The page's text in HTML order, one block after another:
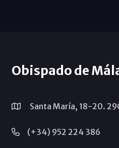
Obispado de
Santa María, 18-20.
(+34) 952 224 386